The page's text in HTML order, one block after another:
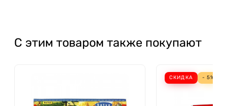
С этим товаром также покупают
СКИДКА - 5%